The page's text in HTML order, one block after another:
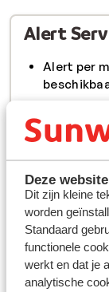
Deze
Dit zijn kleine
worden
Standaard
functionele
werkt en dat je
analytische
Alert
Alert per
Als
Bekijk ook
hier.